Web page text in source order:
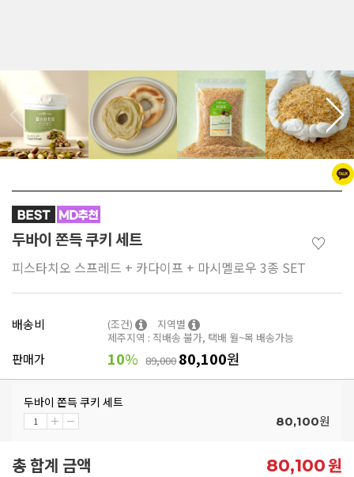
두바이 쫀득 쿠키 세트 ♡
피스타치오 스프레드 + 카다이프 + 마시멜로우 3종 SET
배송비 (조건)
지역별
제주지역 : 직배송 불가, 택배 월~목 배송가능
판매가 10% 89,00080,100원
두바이 쫀득 쿠키 세트
80,100원
총 합계 금액 80,100원